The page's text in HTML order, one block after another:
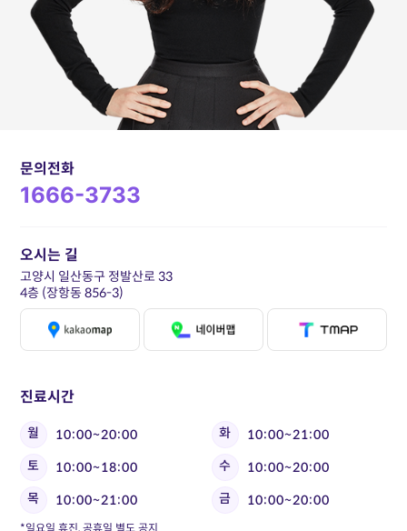
문의전화
1666-3733
진료시간
월 10:00~20:00 화
10:00~21:00
토
10:00~18:00 수
10:00~20:00
목
10:00~21:00 금 10:00~20:00
*일요일 휴진, 공휴일 별도 공지
오시는 길
고양시 일산동구 정발산로 33
4층 (장항동 856-3)